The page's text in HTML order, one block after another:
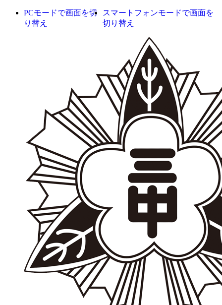
PCモードで画面を切
り替え
スマートフォンモードで画面を
切り替え